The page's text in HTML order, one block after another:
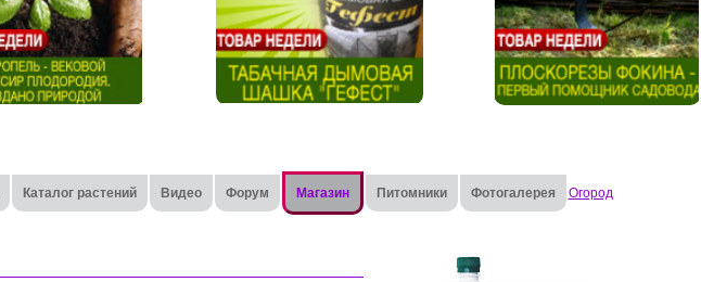
Каталог растений Видео Форум Магазин Питомники Фотогалерея Огород